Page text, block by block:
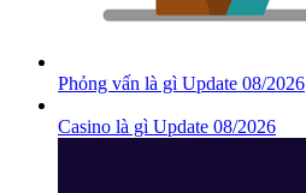
Phỏng vấn là gì Update 08/2026
Casino là gì Update 08/2026